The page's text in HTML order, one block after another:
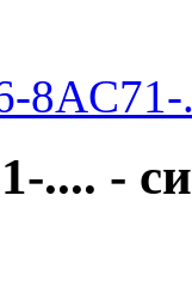
.... -